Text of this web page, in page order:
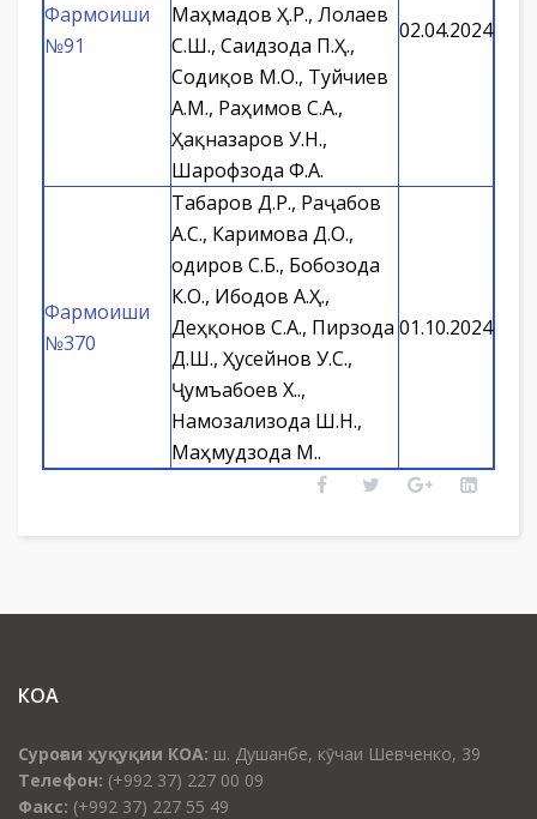
Фармоиши
№91
Маҳмадов Ҳ.Р., Лолаев
С.Ш., Саидзода П.Ҳ.,
Содиқов М.О., Туйчиев
А.М., Раҳимов С.А.,
Ҳақназаров У.Н.,
Шарофзода Ф.А.
02.04.2024
Фармоиши
№370
Табаров Д.Р., Раҷабов
А.С., Каримова Д.О.,
Қодиров С.Б., Бобозода
К.О., Ибодов А.Ҳ.,
Деҳқонов С.А., Пирзода
Д.Ш., Ҳусейнов У.С.,
Ҷумъабоев Х.Қ.,
Намозализода Ш.Н.,
Маҳмудзода М.Қ.
01.10.2024
КОА
Суроғаи ҳуқуқии КОА: ш. Душанбе, кӯчаи Шевченко, 39
Телефон: (+992 37) 227 00 09
Факс: (+992 37) 227 55 49